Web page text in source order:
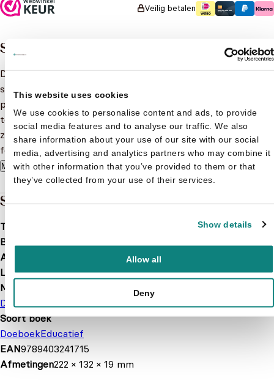
This website uses cookies
We use cookies to personalise content and ads, to provide
social media features and to analyse our traffic. We also
share information about your use of our site with our social
media, advertising and analytics partners who may combine it
with other information that you’ve provided to them or that
they’ve collected from your use of their services.
Show details
Allow all
Deny
Veilig betalen
Samenvatting
De magische wezens in dit boek hebben allemaal leuke
schrijfspelletjes voor jou in petto! Zoek de letter p op de
pagina, volg de kronkelende lijnen en verbind de juiste
tekeningen. Door de uitwisbare pagina's kun je de spelletjes
zo vaak spelen als je maar wilt. En door het handige
formaat neem je dit boek overal mee naartoe!
Meer lezen
Specificaties
Taal
Bindwijze
Aantal pagina's
Leeftijd5 t/m 7 jaar
Merk
De Ballon
Soort boek
DoeboekEducatief
EAN9789403241715
Afmetingen222 × 132 × 19 mm